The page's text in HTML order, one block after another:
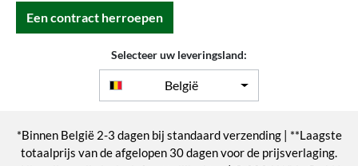
Een contract herroepen
Selecteer uw leveringsland:
België
*Binnen België 2-3 dagen bij standaard verzending | **Laagste
totaalprijs van de afgelopen 30 dagen voor de prijsverlaging.